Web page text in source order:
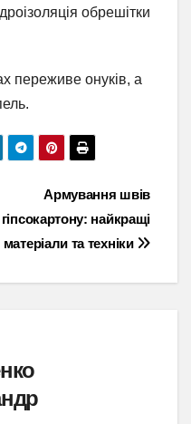
обрешітки
переживе онуків, а
Армування швів
гіпсокартону: найкращі
матеріали та техніки